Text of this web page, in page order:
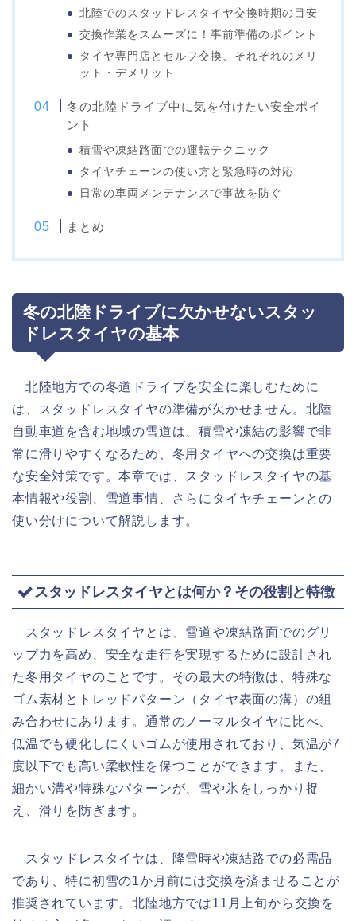
北陸でのスタッドレスタイヤ交換時期の目安
交換作業をスムーズに！事前準備のポイント
タイヤ専門店とセルフ交換、それぞれのメリ
ット・デメリット
冬の北陸ドライブ中に気を付けたい安全ポイ
ント
積雪や凍結路面での運転テクニック
タイヤチェーンの使い方と緊急時の対応
日常の車両メンテナンスで事故を防ぐ
まとめ
冬の北陸ドライブに欠かせないスタッ
ドレスタイヤの基本
北陸地方での冬道ドライブを安全に楽しむために
は、スタッドレスタイヤの準備が欠かせません。北陸
自動車道を含む地域の雪道は、積雪や凍結の影響で非
常に滑りやすくなるため、冬用タイヤへの交換は重要
な安全対策です。本章では、スタッドレスタイヤの基
本情報や役割、雪道事情、さらにタイヤチェーンとの
使い分けについて解説します。
スタッドレスタイヤとは何か？その役割と特徴
スタッドレスタイヤとは、雪道や凍結路面でのグリ
ップ力を高め、安全な走行を実現するために設計され
た冬用タイヤのことです。その最大の特徴は、特殊な
ゴム素材とトレッドパターン（タイヤ表面の溝）の組
み合わせにあります。通常のノーマルタイヤに比べ、
低温でも硬化しにくいゴムが使用されており、気温が7
度以下でも高い柔軟性を保つことができます。また、
細かい溝や特殊なパターンが、雪や氷をしっかり捉
え、滑りを防ぎます。
スタッドレスタイヤは、降雪時や凍結路での必需品
であり、特に初雪の1か月前には交換を済ませることが
推奨されています。北陸地方では11月上旬から交換を